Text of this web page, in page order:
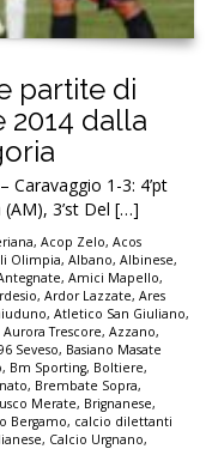
partite di
2014 dalla
Caravaggio 1-3: 4’pt
(AM), 3’st Del […]
, Acop Zelo, Acos
Olimpia, Albano, Albinese,
, Amici Mapello,
, Ardor Lazzate, Ares
, Atletico San Giuliano,
Aurora Trescore, Azzano,
Seveso, Basiano Masate
, Bm Sporting, Boltiere,
, Brembate Sopra,
Merate, Brignanese,
Bergamo, calcio dilettanti
, Calcio Urgnano,